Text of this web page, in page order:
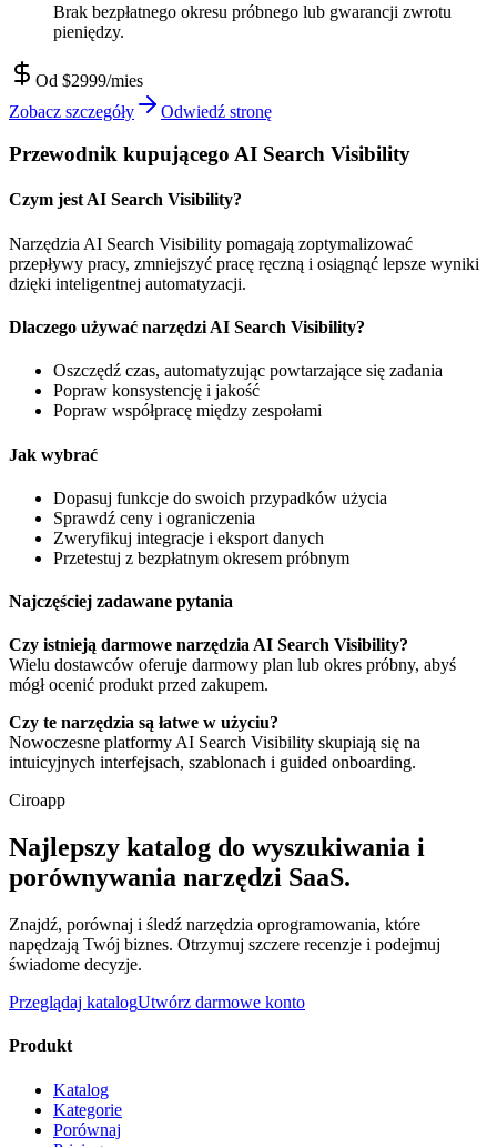
Brak bezpłatnego okresu próbnego lub gwarancji zwrotu
pieniędzy.
Od $2999/mies
Zobacz szczegóły
Odwiedź stronę
Przewodnik kupującego AI Search Visibility
Czym jest AI Search Visibility?
Narzędzia AI Search Visibility pomagają zoptymalizować
przepływy pracy, zmniejszyć pracę ręczną i osiągnąć lepsze wyniki
dzięki inteligentnej automatyzacji.
Dlaczego używać narzędzi AI Search Visibility?
Oszczędź czas, automatyzując powtarzające się zadania
Popraw konsystencję i jakość
Popraw współpracę między zespołami
Jak wybrać
Dopasuj funkcje do swoich przypadków użycia
Sprawdź ceny i ograniczenia
Zweryfikuj integracje i eksport danych
Przetestuj z bezpłatnym okresem próbnym
Najczęściej zadawane pytania
Czy istnieją darmowe narzędzia AI Search Visibility?
Wielu dostawców oferuje darmowy plan lub okres próbny, abyś
mógł ocenić produkt przed zakupem.
Czy te narzędzia są łatwe w użyciu?
Nowoczesne platformy AI Search Visibility skupiają się na
intuicyjnych interfejsach, szablonach i guided onboarding.
Ciroapp
Najlepszy katalog do wyszukiwania i
porównywania narzędzi SaaS.
Znajdź, porównaj i śledź narzędzia oprogramowania, które
napędzają Twój biznes. Otrzymuj szczere recenzje i podejmuj
świadome decyzje.
Przeglądaj katalogUtwórz darmowe konto
Produkt
Katalog
Kategorie
Porównaj